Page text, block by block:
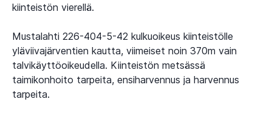
kiinteistön vierellä.
Mustalahti 226-404-5-42 kulkuoikeus kiinteistölle
yläviivajärventien kautta, viimeiset noin 370m vain
talvikäyttöoikeudella. Kiinteistön metsässä
taimikonhoito tarpeita, ensiharvennus ja harvennus
tarpeita.